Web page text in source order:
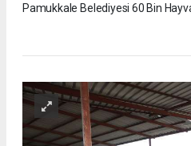
Pamukkale Belediyesi 60 Bin